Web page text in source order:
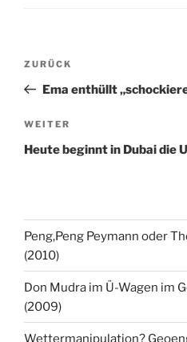
Beitragsnavigation
Vorheriger
Beitrag
ZURÜCK
Ema enthüllt
Nächster
Beitrag
WEITER
Heute beginnt in Dubai die
Peng,Peng Peymann oder
(2010)
Don Mudra im Ü-Wagen im
(2009)
Wettermanipulation?